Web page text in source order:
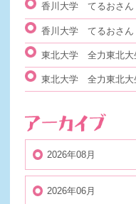
香川大学 てるおさ
香川大学 てるおさ
東北大学 全力東北
東北大学 全力東北
2026年08月
2026年06月